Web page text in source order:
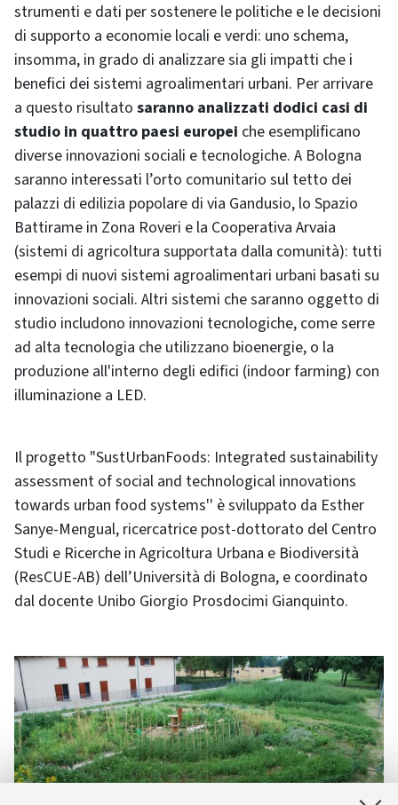
strumenti e dati per sostenere le politiche e le decisioni
di supporto a economie locali e verdi: uno schema,
insomma, in grado di analizzare sia gli impatti che i
benefici dei sistemi agroalimentari urbani. Per arrivare
a questo risultato saranno analizzati dodici casi di
studio in quattro paesi europei che esemplificano
diverse innovazioni sociali e tecnologiche. A Bologna
saranno interessati l’orto comunitario sul tetto dei
palazzi di edilizia popolare di via Gandusio, lo Spazio
Battirame in Zona Roveri e la Cooperativa Arvaia
(sistemi di agricoltura supportata dalla comunità): tutti
esempi di nuovi sistemi agroalimentari urbani basati su
innovazioni sociali. Altri sistemi che saranno oggetto di
studio includono innovazioni tecnologiche, come serre
ad alta tecnologia che utilizzano bioenergie, o la
produzione all'interno degli edifici (indoor farming) con
illuminazione a LED.
Il progetto "SustUrbanFoods: Integrated sustainability
assessment of social and technological innovations
towards urban food systems'' è sviluppato da Esther
Sanye-Mengual, ricercatrice post-dottorato del Centro
Studi e Ricerche in Agricoltura Urbana e Biodiversità
(ResCUE-AB) dell’Università di Bologna, e coordinato
dal docente Unibo Giorgio Prosdocimi Gianquinto.